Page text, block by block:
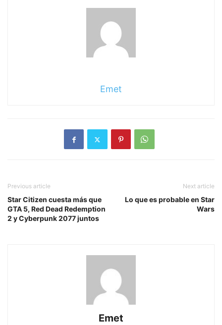
Emet
Previous article
Star Citizen cuesta más que
GTA 5, Red Dead Redemption
2 y Cyberpunk 2077 juntos
Next article
Lo que es probable en Star
Wars
Emet